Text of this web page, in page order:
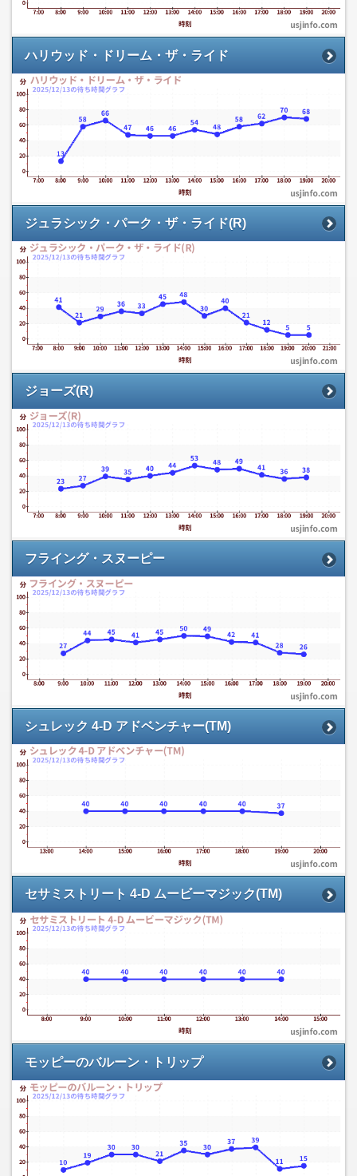
ハリウッド・ドリーム・ザ・ライド
ジュラシック・パーク・ザ・ライド(R)
ジョーズ(R)
フライング・スヌーピー
シュレック 4-D アドベンチャー(TM)
セサミストリート 4-D ムービーマジック(TM)
モッピーのバルーン・トリップ